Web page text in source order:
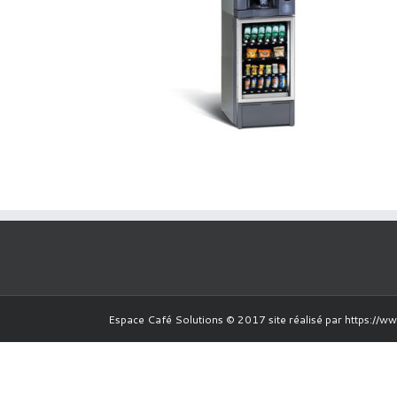
Espace Café Solutions © 2017 site réalisé par https://